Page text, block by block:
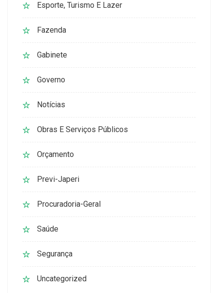
Esporte, Turismo E Lazer
Fazenda
Gabinete
Governo
Notícias
Obras E Serviços Públicos
Orçamento
Previ-Japeri
Procuradoria-Geral
Saúde
Segurança
Uncategorized